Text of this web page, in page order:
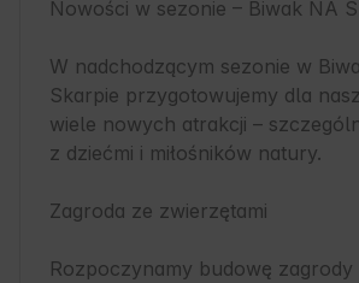
Nowości w sezonie – Biwak NA
W nadchodzącym sezonie w
Skarpie przygotowujemy dla
wiele nowych atrakcji –
z dziećmi i miłośników natury.
Zagroda ze zwierzętami
Rozpoczynamy budowę zagrody